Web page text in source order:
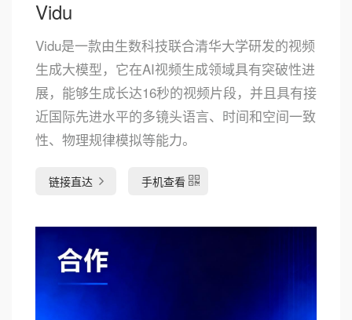
Vidu
Vidu是一款由生数科技联合清华大学研发的视频
生成大模型，它在AI视频生成领域具有突破性进
展，能够生成长达16秒的视频片段，并且具有接
近国际先进水平的多镜头语言、时间和空间一致
性、物理规律模拟等能力。
链接直达 手机查看